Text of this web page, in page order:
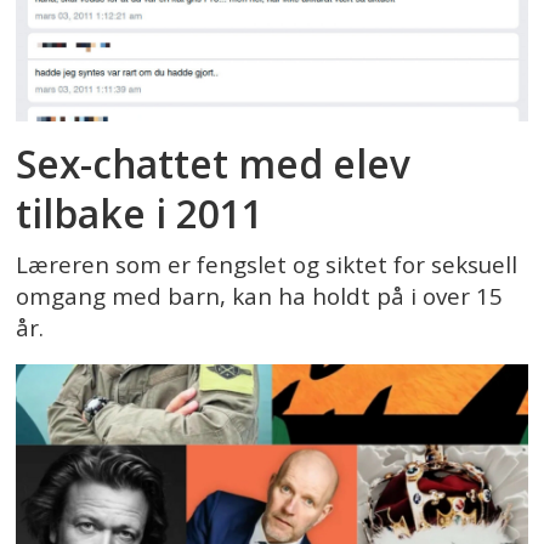
Sex-chattet med elev
tilbake i 2011
Læreren som er fengslet og siktet for seksuell
omgang med barn, kan ha holdt på i over 15
år.